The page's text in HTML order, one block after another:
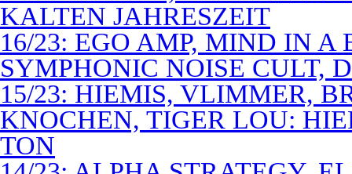
KALTEN JAHRESZEIT
16/23: EGO AMP, MIND IN
SYMPHONIC NOISE CULT,
15/23: HIEMIS, VLIMMER,
KNOCHEN, TIGER LOU:
TON